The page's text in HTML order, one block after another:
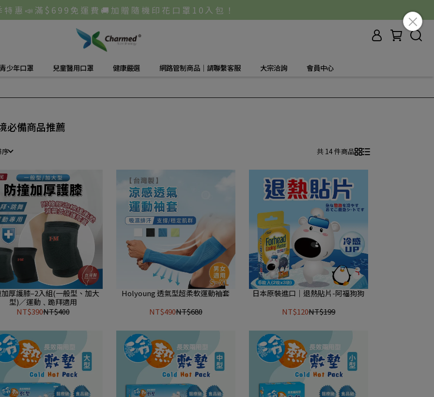
特 惠 📣 滿 $ 6 9 9 免 運 費 🚚 加 贈 隨 機 印 花 口 罩 1 0 入 包 ！
少年口罩 兒童醫用口罩 健康嚴選 網路管制商品｜請聯繫客服 大宗洽詢 會員中心
必備商品推薦
序 共 14 件商品
厚護膝–2入組(一般型、加大
型)∕運動﹑跪拜適用
NT$390NT$400
Holyoung 透氣型超柔軟運動袖套
NT$490NT$680
日本原裝進口｜退熱貼片-阿福狗狗
NT$120NT$199